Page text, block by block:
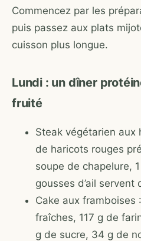
Commencez par les
puis passez aux plats
cuisson plus longue.
Lundi : un dîner
fruité
Steak végétarien aux
de haricots rouges
soupe de chapelure,
gousses d’ail servent
Cake aux framboises
fraîches, 117 g de
g de sucre, 34 g de